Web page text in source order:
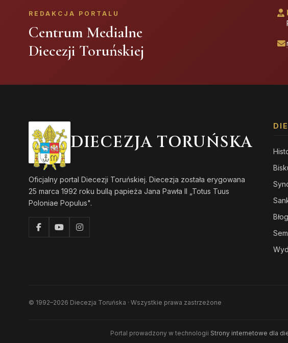
REDAKCJA PORTALU
Centrum Medialne
Diecezji Toruńskiej
DIECEZJA TORUŃSKA
Oficjalny portal Diecezji Toruńskiej. Diecezja została erygowana
25 marca 1992 roku bullą papieża Jana Pawła II „Totus Tuus
Poloniae Populus".
© 1992–2026 Diecezja Toruńska · Wszystkie prawa zastrzeżone
Portal prowadzony w technologii Strony internetowe dla